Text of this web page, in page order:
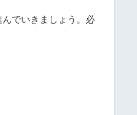
でいきましょう。必